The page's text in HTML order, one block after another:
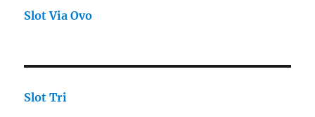
Slot Via Ovo
Slot Tri